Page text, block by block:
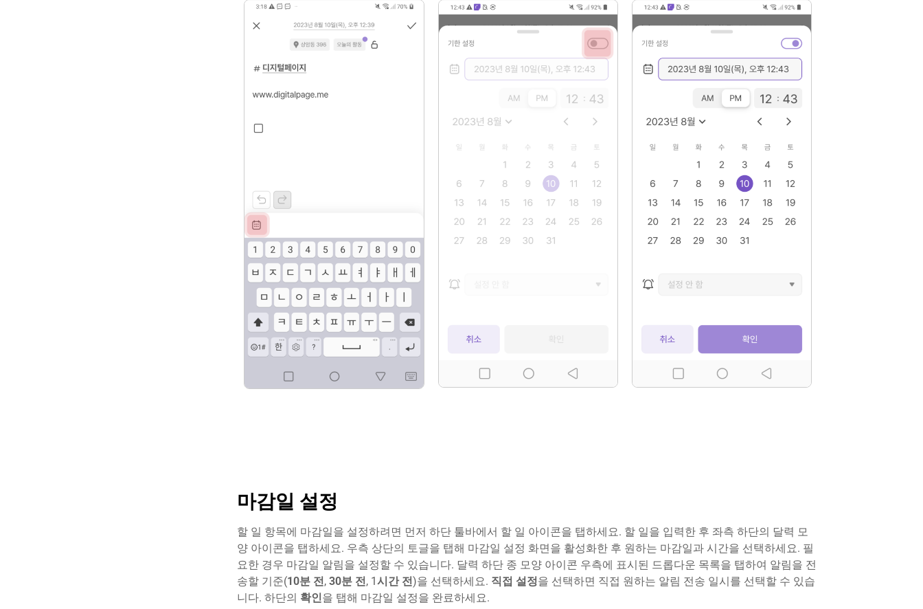
마감일 설정
할 일 항목에 마감일을 설정하려면 먼저 하단 툴바에서 할 일 아이콘을 탭하세요. 할 일을 입력한 후 좌측 하단의 달력 모
양 아이콘을 탭하세요. 우측 상단의 토글을 탭해 마감일 설정 화면을 활성화한 후 원하는 마감일과 시간을 선택하세요. 필
요한 경우 마감일 알림을 설정할 수 있습니다. 달력 하단 종 모양 아이콘 우측에 표시된 드롭다운 목록을 탭하여 알림을 전
송할 기준(10분 전, 30분 전, 1시간 전)을 선택하세요. 직접 설정을 선택하면 직접 원하는 알림 전송 일시를 선택할 수 있습
니다. 하단의 확인을 탭해 마감일 설정을 완료하세요.